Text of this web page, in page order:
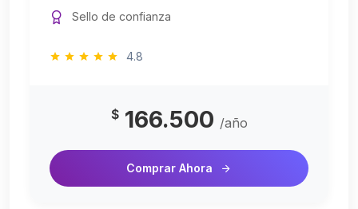
Sello de confianza
4.8
$166.500 /año
Comprar Ahora